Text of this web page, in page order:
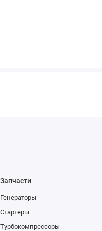
Запчасти
Генераторы
Стартеры
Турбокомпрессоры